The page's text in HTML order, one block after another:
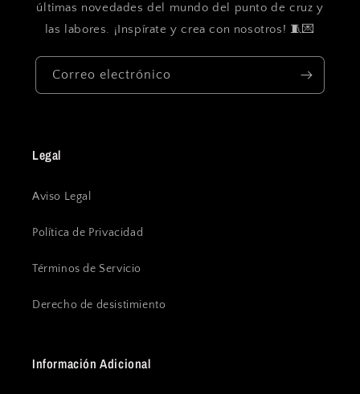
últimas novedades del mundo del punto de cruz y
las labores. ¡Inspírate y crea con nosotros! 🧵💌
Correo electrónico
Legal
Aviso Legal
Política de Privacidad
Términos de Servicio
Derecho de desistimiento
Información Adicional